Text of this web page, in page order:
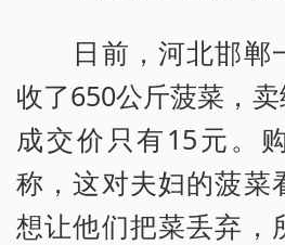
日前，河北邯郸
收了650公斤菠菜，
成交价只有15元。
称，这对夫妇的菠菜
想让他们把菜丢弃，